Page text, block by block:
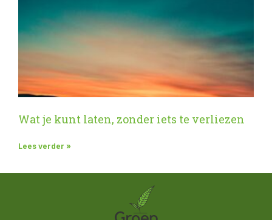
Wat je kunt laten, zonder iets te verliezen
Lees verder »